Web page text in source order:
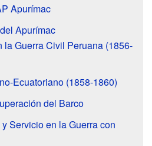
Apurímac
Apurímac
la Guerra Civil Peruana (1856-
Ecuatoriano (1858-1860)
del Barco
Servicio en la Guerra con